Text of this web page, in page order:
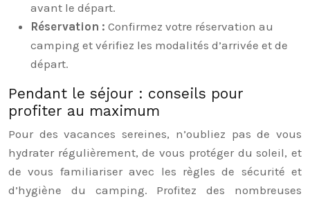
avant le départ.
Réservation : Confirmez votre réservation au
camping et vérifiez les modalités d’arrivée et de
départ.
Pendant le séjour : conseils pour
profiter au maximum
Pour des vacances sereines, n’oubliez pas de vous
hydrater régulièrement, de vous protéger du soleil, et
de vous familiariser avec les règles de sécurité et
d’hygiène du camping. Profitez des nombreuses